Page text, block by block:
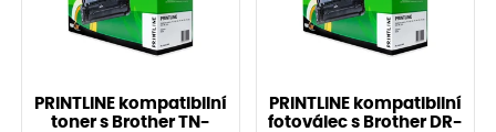
PRINTLINE kompatibilní
toner s Brother TN-
PRINTLINE kompatibilní
fotoválec s Brother DR-